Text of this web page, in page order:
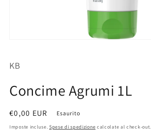
1
modale
KB
Concime Agrumi 1L
Prezzo
di
€0,00 EUR Esaurito
Imposte incluse. Spese di spedizione calcolate al check-out.